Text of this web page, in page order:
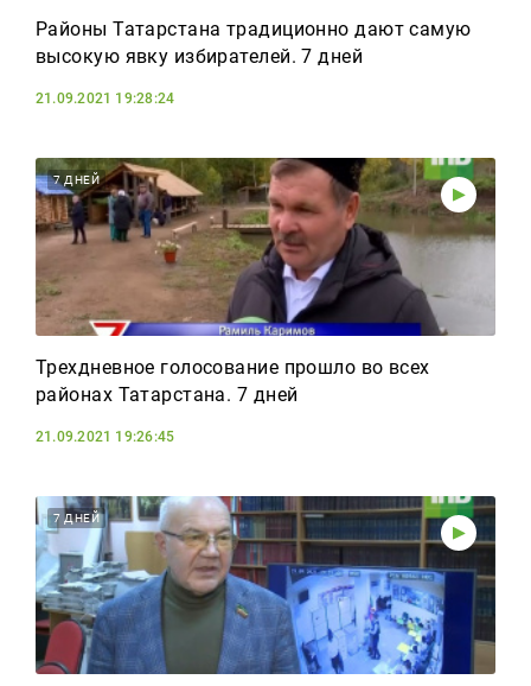
Районы Татарстана традиционно дают самую
высокую явку избирателей. 7 дней
21.09.2021 19:28:24
7 ДНЕЙ
Трехдневное голосование прошло во всех
районах Татарстана. 7 дней
21.09.2021 19:26:45
7 ДНЕЙ